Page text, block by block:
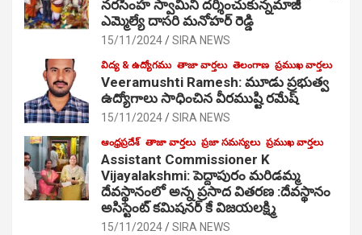
నరసింహ స్వామిని దర్శించుకున్నమాజీ
ఎమ్మెల్యే దాసరి మనోహర్ రెడ్డి
15/11/2024 SIRA NEWS
విద్య & ఉద్యోగము తాజా వార్తలు తెలంగాణ ప్రముఖ వార్తలు
Veeramushti Ramesh: మూడు ప్రభుత్వ
ఉద్యోగాలు సాధించిన వీరముష్టి రమేష్
15/11/2024 SIRA NEWS
ఆంధ్రప్రదేశ్ తాజా వార్తలు ప్రజా సమస్యలు ప్రముఖ వార్తలు
Assistant Commissioner K
Vijayalakshmi: పెద్దాపురం మరిడమ్మ
దేవస్థానంలో అన్న ప్రసాద వితరణ :దేవస్థానం
అసిస్టెంట్ కమిషనర్ కే విజయలక్ష్మి
15/11/2024 SIRA NEWS